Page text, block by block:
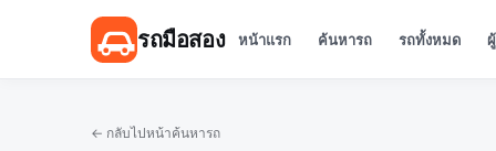
รถมือสอง หน้าแรก ค้นหารถ รถทั้งหมด
← กลับไปหน้าค้นหารถ